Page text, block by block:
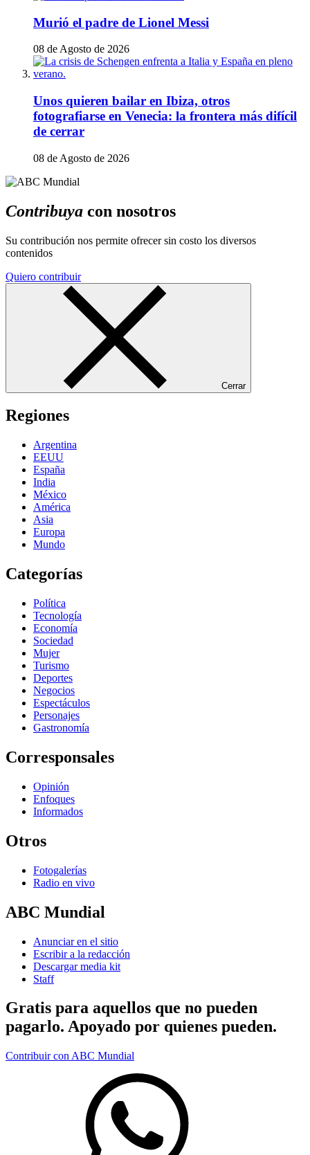
Murió el padre de Lionel Messi
08 de Agosto de 2026
Unos quieren bailar en Ibiza, otros
fotografiarse en Venecia: la frontera más difícil
de cerrar
08 de Agosto de 2026
Contribuya con nosotros
Su contribución nos permite ofrecer sin costo los diversos
contenidos
Quiero contribuir
Cerrar
Regiones
Argentina
EEUU
España
India
México
América
Asia
Europa
Mundo
Categorías
Política
Tecnología
Economía
Sociedad
Mujer
Turismo
Deportes
Negocios
Espectáculos
Personajes
Gastronomía
Corresponsales
Opinión
Enfoques
Informados
Otros
Fotogalerías
Radio en vivo
ABC Mundial
Anunciar en el sitio
Escribir a la redacción
Descargar media kit
Staff
Gratis para aquellos que no pueden
pagarlo. Apoyado por quienes pueden.
Contribuir con ABC Mundial